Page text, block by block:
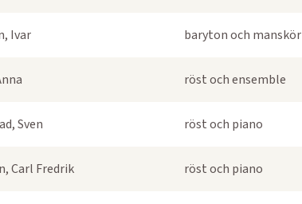
Ivar baryton och manskör
röst och ensemble
Sven röst och piano
Carl Fredrik röst och piano